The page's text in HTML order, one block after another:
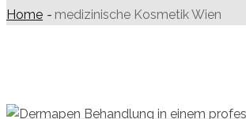
Home - medizinische Kosmetik Wien